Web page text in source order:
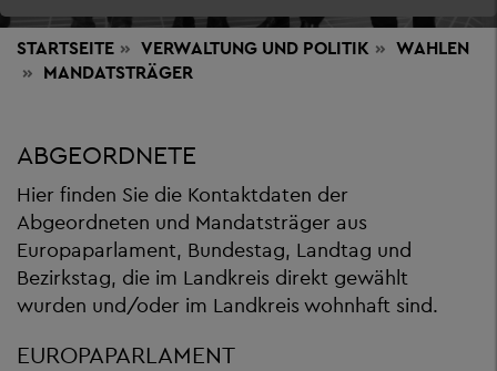
STARTSEITE VERWALTUNG UND POLITIK
WAHLEN
MANDATSTRÄGER
ABGEORDNETE
Hier finden Sie die Kontaktdaten der
Abgeordneten und Mandatsträger aus
Europaparlament, Bundestag, Landtag und
Bezirkstag, die im Landkreis direkt gewählt
wurden und/oder im Landkreis wohnhaft sind.
EUROPAPARLAMENT